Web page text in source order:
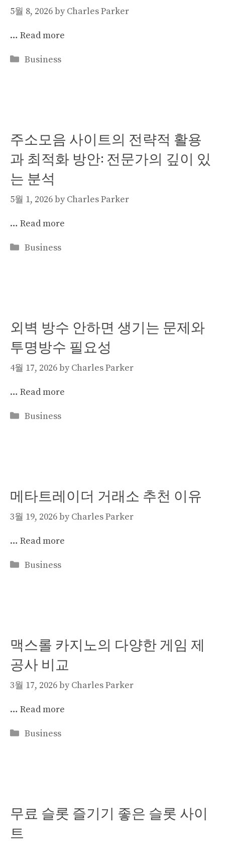
5월 8, 2026by Charles Parker
… Read more
Categories
Business
주소모음 사이트의 전략적 활용
과 최적화 방안: 전문가의 깊이 있
는 분석
5월 1, 2026by Charles Parker
… Read more
Categories
Business
외벽 방수 안하면 생기는 문제와
투명방수 필요성
4월 17, 2026by Charles Parker
… Read more
Categories
Business
메타트레이더 거래소 추천 이유
3월 19, 2026by Charles Parker
… Read more
Categories
Business
맥스롤 카지노의 다양한 게임 제
공사 비교
3월 17, 2026by Charles Parker
… Read more
Categories
Business
무료 슬롯 즐기기 좋은 슬롯 사이
트